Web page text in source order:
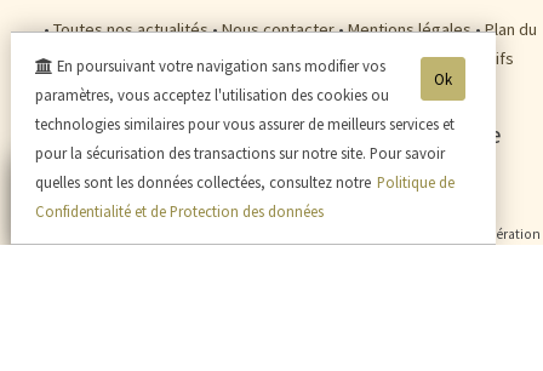
•Toutes nos actualités•Nous contacter•Mentions légales•Plan du
site•C.G.V.•Connexion•Mini-blog• Nous rendre visite•
Tarifs
expedition•Protection des données•Payer en ligne
Champagne HAZARD-DEVAVRY-1 rue de
Courtigy02330CONDE EN BRIE
Tél. 03 23 82 48 64- Mob. : 06 80 33 06 98
- L'abus d'alcool est dangereux pour la santé, sachez consommer avec modération
Ok
En poursuivant votre navigation sans modifier vos
paramètres, vous acceptez l'utilisation des cookies ou
technologies similaires pour vous assurer de meilleurs services et
pour la sécurisation des transactions sur notre site. Pour savoir
quelles sont les données collectées, consultez notre Politique de
Confidentialité et de Protection des données